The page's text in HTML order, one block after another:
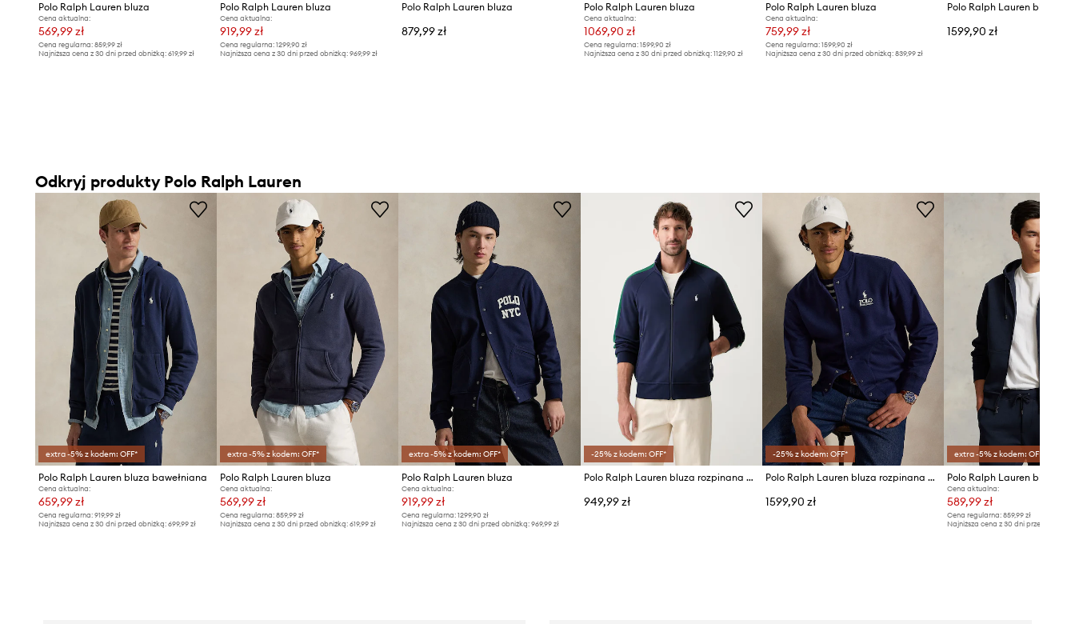
Polo Ralph Lauren bluza
Cena aktualna:
569,99 zł
Cena regularna: 859,99 zł
Najniższa cena z 30 dni przed obniżką: 619,99 zł
Polo Ralph Lauren bluza
Cena aktualna:
919,99 zł
Cena regularna:1299,90 zł
Najniższa cena z 30 dni przed obniżką:969,99 zł
Polo Ralph Lauren bluza
879,99 zł
Polo Ralph Lauren bluza
Cena aktualna:
1069,90 zł
Cena regularna: 1599,90 zł
Najniższa cena z 30 dni przed obniżką: 1129,90 zł
Polo Ralph Lauren bluza
Cena aktualna:
759,99 zł
Cena regularna:1599,90 zł
Najniższa cena z 30 dni przed obniżką:839,99 zł
1599,90 zł
Odkryj produkty Polo Ralph Lauren
extra -5% z kodem: OFF*
Polo Ralph Lauren bluza bawełniana
Cena aktualna:
659,99 zł
Cena regularna: 919,99 zł
Najniższa cena z 30 dni przed obniżką: 699,99 zł
extra -5% z kodem: OFF*
Polo Ralph Lauren bluza
Cena aktualna:
569,99 zł
Cena regularna:859,99 zł
Najniższa cena z 30 dni przed obniżką:619,99 zł
extra -5% z kodem: OFF*
Polo Ralph Lauren bluza
Cena aktualna:
919,99 zł
Cena regularna: 1299,90 zł
Najniższa cena z 30 dni przed obniżką: 969,99 zł
-25% z kodem: OFF*
Polo Ralph Lauren bluza rozpinana męska z bawełną
949,99 zł
-25% z kodem: OFF*
Polo Ralph Lauren bluza rozpinana męska z bawełną
1599,90 zł
extra -5% z kodem: OFF*
Polo Ralph Lauren bluza
Cena aktualna:
589,99 zł
Cena regularna: 859,99 zł
Najniższa cena z 30 dni przed obniżką: